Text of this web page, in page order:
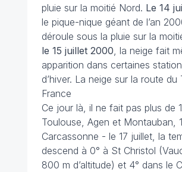
pluie sur la moitié Nord. Le 14
le pique-nique géant de l’an
déroule sous la pluie sur la
le 15 juillet 2000 , la neige fait
apparition dans certaines
d’hiver. La neige sur la route du
France
Ce jour là, il ne fait pas plus de
Toulouse, Agen et Montauban,
Carcassonne - le 17 juillet, la
descend à 0° à St Christol
800 m d’altitude) et 4° dans le